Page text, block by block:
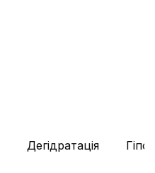
Дегідратація